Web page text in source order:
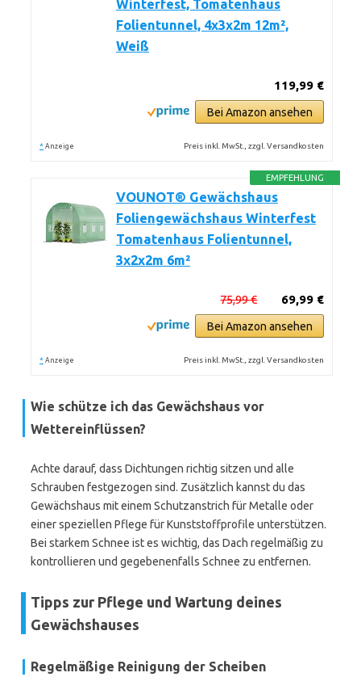
Winterfest, Tomatenhaus
Folientunnel, 4x3x2m 12m²,
Weiß
119,99 €
Bei Amazon ansehen
* Anzeige Preis inkl. MwSt., zzgl. Versandkosten
EMPFEHLUNG
VOUNOT® Gewächshaus
Foliengewächshaus Winterfest
Tomatenhaus Folientunnel,
3x2x2m 6m²
69,99 €
75,99 €
Bei Amazon ansehen
* Anzeige Preis inkl. MwSt., zzgl. Versandkosten
Wie schütze ich das Gewächshaus vor
Wettereinflüssen?
Achte darauf, dass Dichtungen richtig sitzen und alle
Schrauben festgezogen sind. Zusätzlich kannst du das
Gewächshaus mit einem Schutzanstrich für Metalle oder
einer speziellen Pflege für Kunststoffprofile unterstützen.
Bei starkem Schnee ist es wichtig, das Dach regelmäßig zu
kontrollieren und gegebenenfalls Schnee zu entfernen.
Tipps zur Pflege und Wartung deines
Gewächshauses
Regelmäßige Reinigung der Scheiben